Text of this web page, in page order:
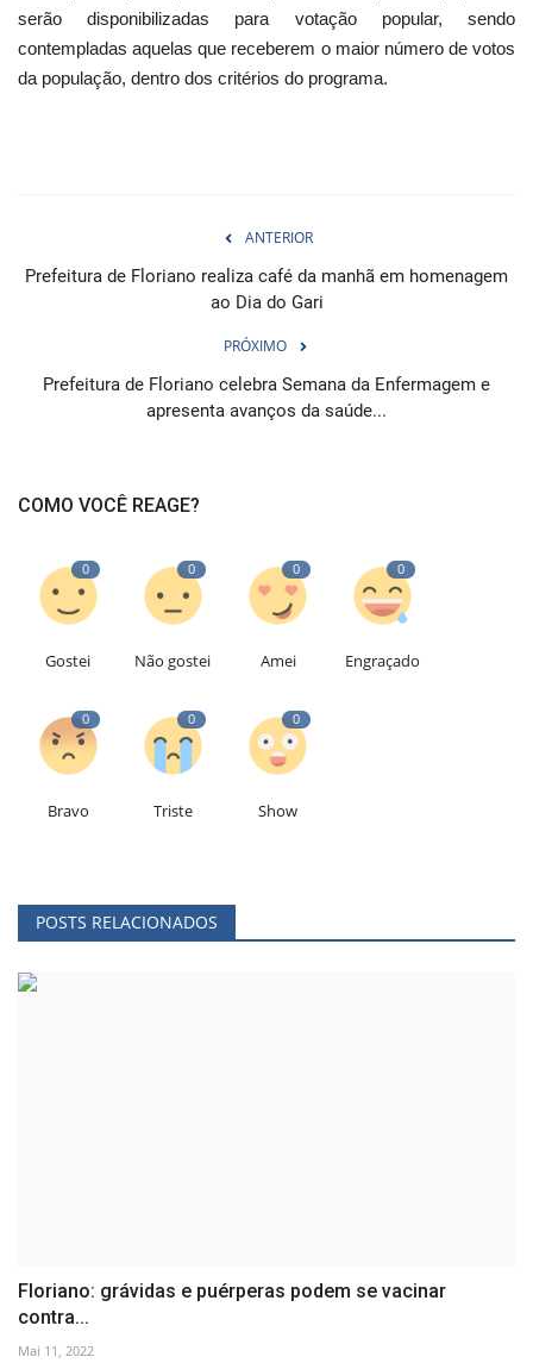
serão disponibilizadas para votação popular, sendo
contempladas aquelas que receberem o maior número de votos
da população, dentro dos critérios do programa.
ANTERIOR
Prefeitura de Floriano realiza café da manhã em homenagem
ao Dia do Gari
PRÓXIMO
Prefeitura de Floriano celebra Semana da Enfermagem e
apresenta avanços da saúde...
COMO VOCÊ REAGE?
0
Gostei
0
Não gostei
0
Amei
0
Engraçado
0
Bravo
0
Triste
0
Show
POSTS RELACIONADOS
Floriano: grávidas e puérperas podem se vacinar
contra...
Mai 11, 2022